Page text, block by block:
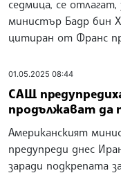
седмица, се
министър Бадр бин
цитиран от Франс
01.05.2025 08:44
САЩ
продължават да
Американският
предупреди днес
заради подкрепата